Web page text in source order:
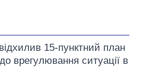
15-пунктний план
врегулювання ситуації в